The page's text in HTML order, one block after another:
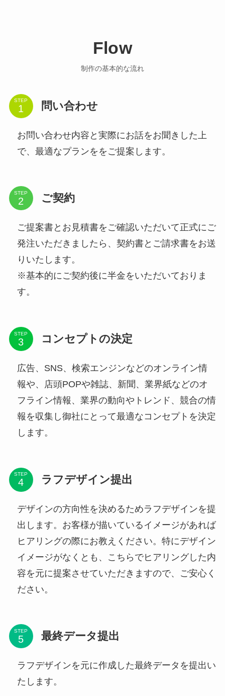
Flow
制作の基本的な流れ
STEP 問い合わせ
お問い合わせ内容と実際にお話をお聞きした上
で、最適なプランををご提案します。
STEP ご契約
ご提案書とお見積書をご確認いただいて正式にご
発注いただきましたら、契約書とご請求書をお送
りいたします。
※基本的にご契約後に半金をいただいておりま
す。
STEP コンセプトの決定
広告、SNS、検索エンジンなどのオンライン情
報や、店頭POPや雑誌、新聞、業界紙などのオ
フライン情報、業界の動向やトレンド、競合の情
報を収集し御社にとって最適なコンセプトを決定
します。
STEP ラフデザイン提出
デザインの方向性を決めるためラフデザインを提
出します。お客様が描いているイメージがあれば
ヒアリングの際にお教えください。特にデザイン
イメージがなくとも、こちらでヒアリングした内
容を元に提案させていただきますので、ご安心く
ださい。
STEP 最終データ提出
ラフデザインを元に作成した最終データを提出い
たします。